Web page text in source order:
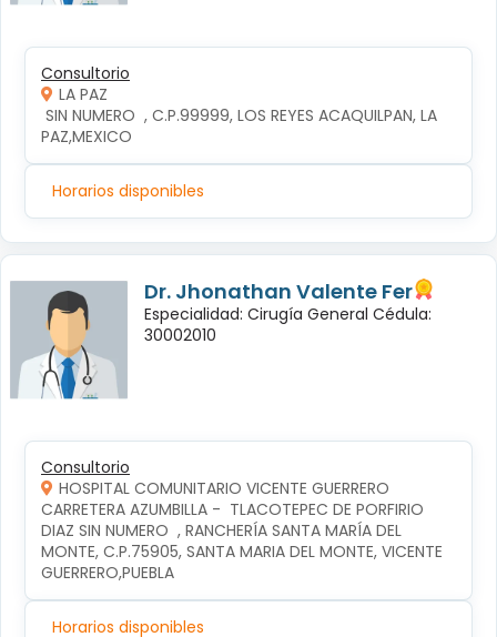
Consultorio
LA PAZ
PAZ,MEXICO
Horarios disponibles
Dr. Jhonathan Valente Fer
Especialidad: Cirugía General Cédula:
30002010
Consultorio
HOSPITAL COMUNITARIO VICENTE GUERRERO
CARRETERA AZUMBILLA -  TLACOTEPEC DE PORFIRIO
DIAZ SIN NUMERO  , RANCHERÍA SANTA MARÍA DEL
MONTE, C.P.75905, SANTA MARIA DEL MONTE, VICENTE
GUERRERO,PUEBLA
Horarios disponibles